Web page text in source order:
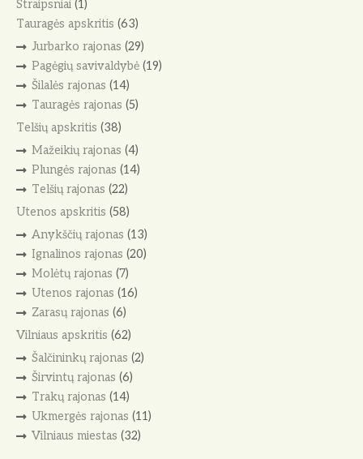
Straipsniai (1)
Tauragės apskritis (63)
Jurbarko rajonas (29)
Pagėgių savivaldybė(19)
Šilalės rajonas (14)
Tauragės rajonas (5)
Telšių apskritis (38)
Mažeikių rajonas (4)
Plungės rajonas (14)
Telšių rajonas (22)
Utenos apskritis (58)
Anykščių rajonas (13)
Ignalinos rajonas (20)
Molėtų rajonas (7)
Utenos rajonas (16)
Zarasų rajonas (6)
Vilniaus apskritis (62)
Šalčininkų rajonas (2)
Širvintų rajonas (6)
Trakų rajonas (14)
Ukmergės rajonas (11)
Vilniaus miestas (32)